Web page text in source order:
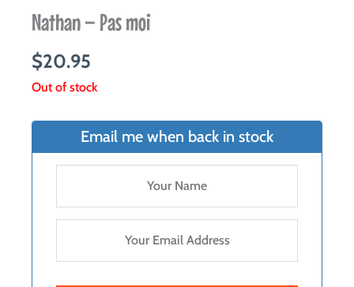
Nathan – Pas moi
$20.95
Out of stock
Email me when back in stock